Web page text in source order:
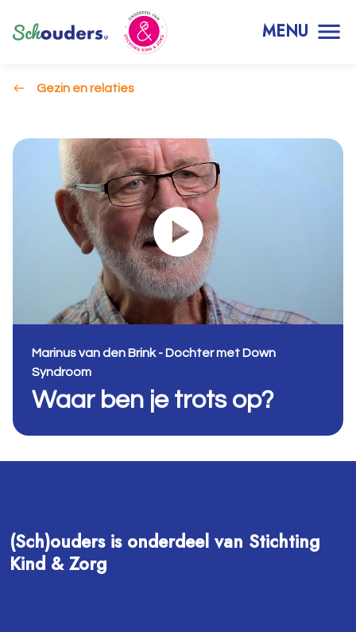
MENU
Gezin en relaties
Marinus van den Brink - Dochter met Down
Syndroom
Waar ben je trots op?
(Sch)ouders is onderdeel van Stichting
Kind & Zorg